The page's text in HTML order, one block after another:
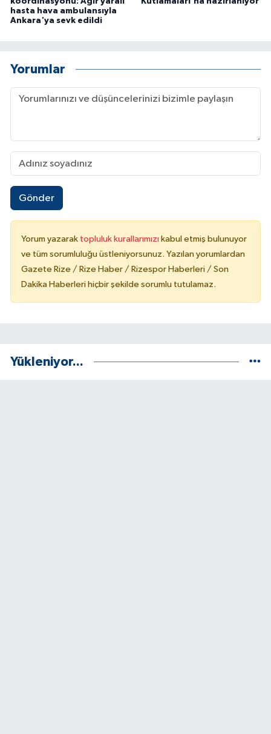
hasta hava ambulansıyla
Ankara'ya sevk edildi
Yorumlar
Gönder
Yorum yazarak topluluk kurallarımızı kabul etmiş bulunuyor
ve tüm sorumluluğu üstleniyorsunuz. Yazılan yorumlardan
Gazete Rize / Rize Haber / Rizespor Haberleri / Son
Dakika Haberleri hiçbir şekilde sorumlu tutulamaz.
Yükleniyor...